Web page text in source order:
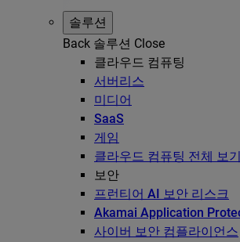
솔루션
Back 솔루션 Close
클라우드 컴퓨팅
서버리스
미디어
SaaS
게임
클라우드 컴퓨팅 전체 보기
보안
프런티어 AI 보안 리스크
Akamai Application
사이버 보안 컴플라이언스